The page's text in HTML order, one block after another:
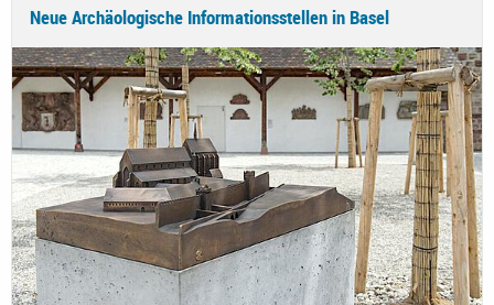
Neue Archäologische Informationsstellen in Basel